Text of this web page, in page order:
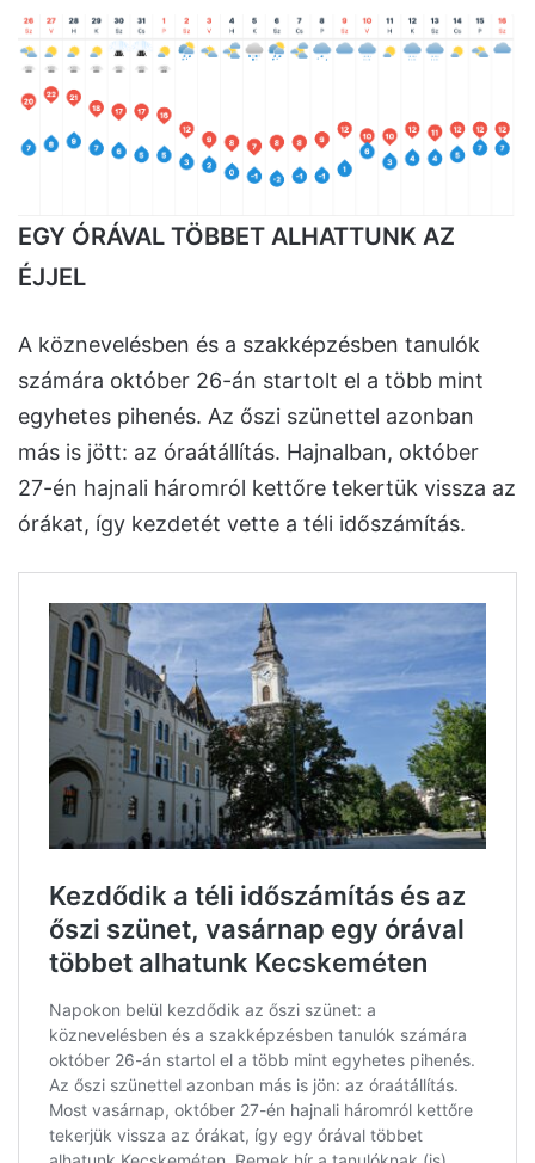
EGY ÓRÁVAL TÖBBET ALHATTUNK AZ
ÉJJEL
A köznevelésben és a szakképzésben tanulók
számára október 26-án startolt el a több mint
egyhetes pihenés. Az őszi szünettel azonban
más is jött: az óraátállítás. Hajnalban, október
27-én hajnali háromról kettőre tekertük vissza az
órákat, így kezdetét vette a téli időszámítás.